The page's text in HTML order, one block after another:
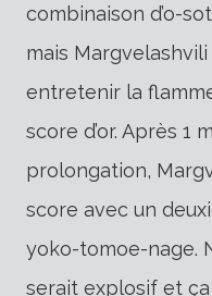
combinaison d’o-
mais
entretenir la
score d’or. Après 1
prolongation,
score avec un
yoko-tomoe-nage.
serait explosif et ça